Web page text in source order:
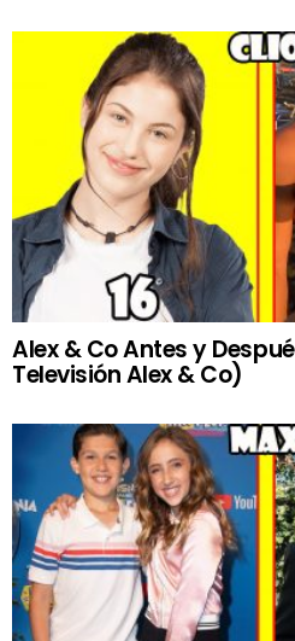
Alex & Co Antes y
Televisión Alex & Co)